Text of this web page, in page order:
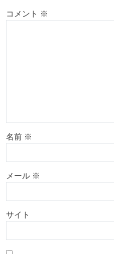
コメント ※
名前 ※
メール ※
サイト